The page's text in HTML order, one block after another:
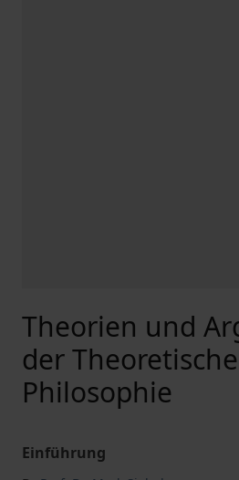
Theorien und
der
Philosophie
Einführung